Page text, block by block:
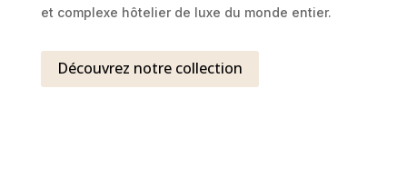
et complexe hôtelier de luxe du monde entier.
Découvrez notre collection